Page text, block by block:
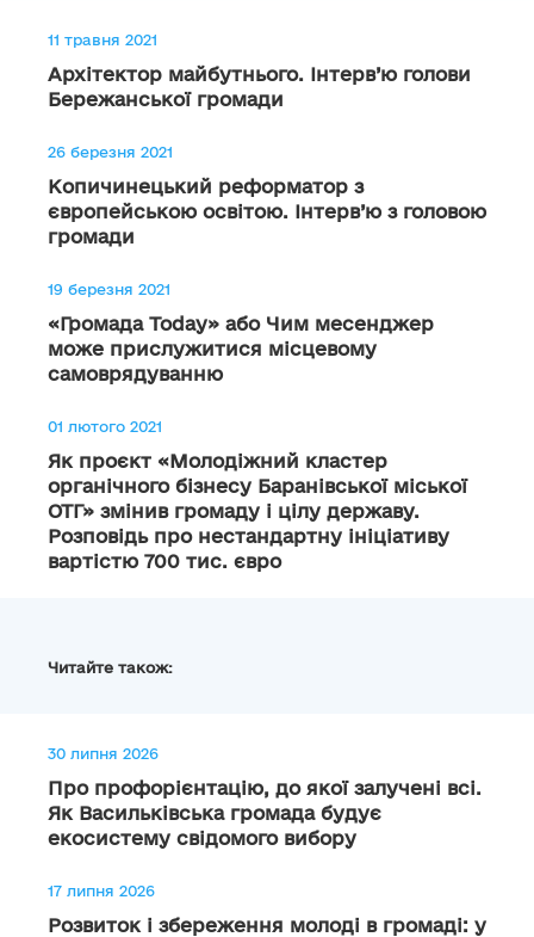
11 травня 2021
Архітектор майбутнього. Інтерв’ю голови
Бережанської громади
26 березня 2021
Копичинецький реформатор з
європейською освітою. Інтерв’ю з головою
громади
19 березня 2021
«Громада Today» або Чим месенджер
може прислужитися місцевому
самоврядуванню
01 лютого 2021
Як проєкт «Молодіжний кластер
органічного бізнесу Баранівської міської
ОТГ» змінив громаду і цілу державу.
Розповідь про нестандартну ініціативу
вартістю 700 тис. євро
Читайте також:
30 липня 2026
Про профорієнтацію, до якої залучені всі.
Як Васильківська громада будує
екосистему свідомого вибору
17 липня 2026
Розвиток і збереження молоді в громаді: у